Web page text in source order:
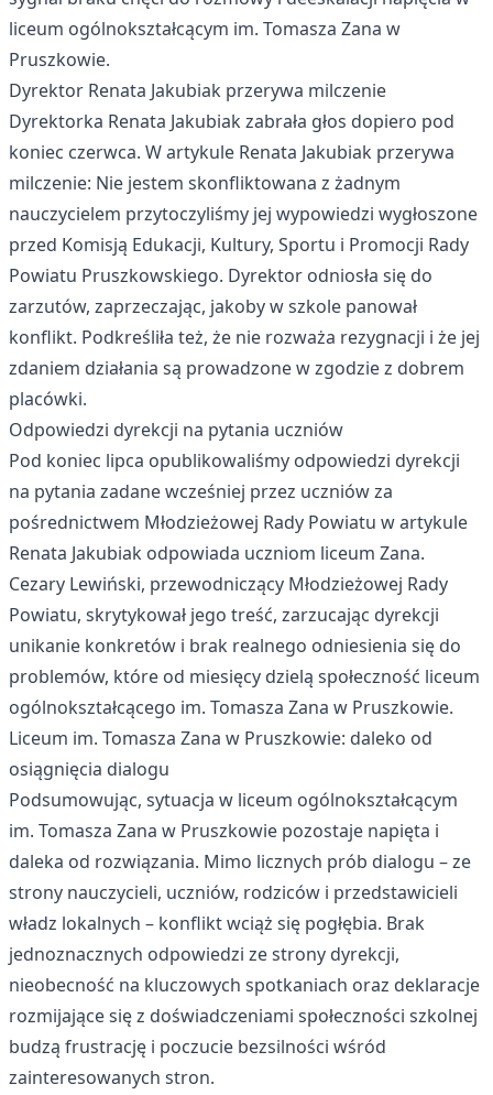
liceum ogólnokształcącym im. Tomasza Zana w
Pruszkowie.
Dyrektor Renata Jakubiak przerywa milczenie
Dyrektorka Renata Jakubiak zabrała głos dopiero pod
koniec czerwca. W artykule Renata Jakubiak przerywa
milczenie: Nie jestem skonfliktowana z żadnym
nauczycielem przytoczyliśmy jej wypowiedzi wygłoszone
przed Komisją Edukacji, Kultury, Sportu i Promocji Rady
Powiatu Pruszkowskiego. Dyrektor odniosła się do
zarzutów, zaprzeczając, jakoby w szkole panował
konflikt. Podkreśliła też, że nie rozważa rezygnacji i że jej
zdaniem działania są prowadzone w zgodzie z dobrem
placówki.
Odpowiedzi dyrekcji na pytania uczniów
Pod koniec lipca opublikowaliśmy odpowiedzi dyrekcji
na pytania zadane wcześniej przez uczniów za
pośrednictwem Młodzieżowej Rady Powiatu w artykule
Renata Jakubiak odpowiada uczniom liceum Zana.
Cezary Lewiński, przewodniczący Młodzieżowej Rady
Powiatu, skrytykował jego treść, zarzucając dyrekcji
unikanie konkretów i brak realnego odniesienia się do
problemów, które od miesięcy dzielą społeczność liceum
ogólnokształcącego im. Tomasza Zana w Pruszkowie.
Liceum im. Tomasza Zana w Pruszkowie: daleko od
osiągnięcia dialogu
Podsumowując, sytuacja w liceum ogólnokształcącym
im. Tomasza Zana w Pruszkowie pozostaje napięta i
daleka od rozwiązania. Mimo licznych prób dialogu – ze
strony nauczycieli, uczniów, rodziców i przedstawicieli
władz lokalnych – konflikt wciąż się pogłębia. Brak
jednoznacznych odpowiedzi ze strony dyrekcji,
nieobecność na kluczowych spotkaniach oraz deklaracje
rozmijające się z doświadczeniami społeczności szkolnej
budzą frustrację i poczucie bezsilności wśród
zainteresowanych stron.